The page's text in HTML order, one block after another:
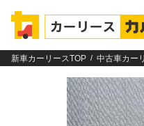
新車カーリースTOP 中古車カー